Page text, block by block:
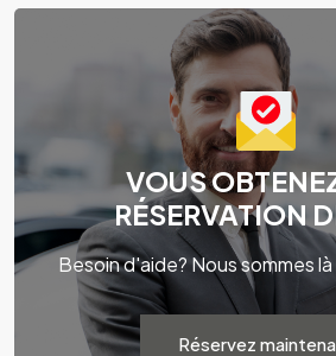
VOUS
RÉSERVATION
Besoin d'aide? Nous sommes
Réservez